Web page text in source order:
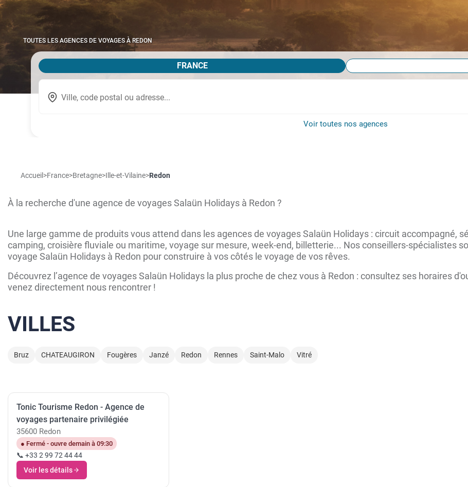
TOUTES LES AGENCES DE VOYAGES À REDON
FRANCE
Voir toutes nos agences
Accueil >France>Bretagne>Ille-et-Vilaine>Redon
À la recherche d'une agence de voyages Salaün Holidays à Redon ?
Une large gamme de produits vous attend dans les agences de voyages Salaün Holidays : circuit accompagné,
camping, croisière fluviale ou maritime, voyage sur mesure, week-end, billetterie... Nos conseillers-spécialistes
voyage Salaün Holidays à Redon pour construire à vos côtés le voyage de vos rêves.
Découvrez l’agence de voyages Salaün Holidays la plus proche de chez vous à Redon : consultez ses horaires
venez directement nous rencontrer !
VILLES
Bruz CHATEAUGIRON Fougères Janzé Redon Rennes Saint-Malo Vitré
Tonic Tourisme Redon - Agence de
voyages partenaire privilégiée
35600 Redon
● Fermé - ouvre demain à 09:30
📞 +33 2 99 72 44 44
Voir les détails